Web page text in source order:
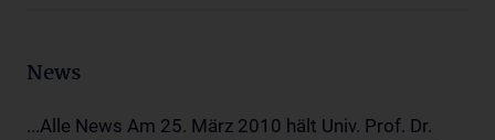
News
...Alle News Am 25. März 2010 hält Univ. Prof. Dr.